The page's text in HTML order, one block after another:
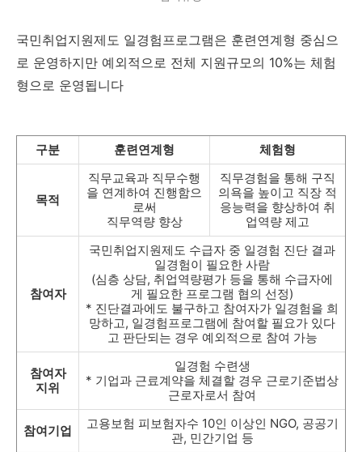
국민취업지원제도 일경험프로그램은 훈련연계형 중심으
로 운영하지만 예외적으로 전체 지원규모의 10%는 체험
형으로 운영됩니다
구분 훈련연계형 체험형
목적
직무교육과 직무수행
을 연계하여 진행함으
로써
직무역량 향상
직무경험을 통해 구직
의욕을 높이고 직장 적
응능력을 향상하여 취
업역량 제고
참여자
국민취업지원제도 수급자 중 일경험 진단 결과
일경험이 필요한 사람
(심층 상담, 취업역량평가 등을 통해 수급자에
게 필요한 프로그램 협의 선정)
* 진단결과에도 불구하고 참여자가 일경험을 희
망하고, 일경험프로그램에 참여할 필요가 있다
고 판단되는 경우 예외적으로 참여 가능
참여자
지위
일경험 수련생
* 기업과 근료계약을 체결할 경우 근로기준법상
근로자로서 참여
참여기업
고용보험 피보험자수 10인 이상인 NGO, 공공기
관, 민간기업 등